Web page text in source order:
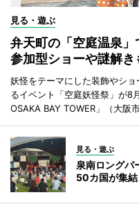
見る・遊ぶ
弁天町の「空庭温泉
参加型ショーや謎解き
妖怪をテーマにした装飾やシ
るイベント「空庭妖怪祭」が8
OSAKA BAY TOWER」（大阪
見る・遊ぶ
泉南ロングパ
50カ国が集